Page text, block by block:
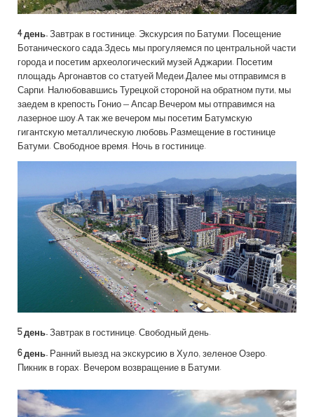
4 день. Завтрак в гостинице. Экскурсия по Батуми. Посещение
Ботанического сада.Здесь мы прогуляемся по центральной части
города и посетим археологический музей Аджарии. Посетим
площадь Аргонавтов со статуей Медеи.Далее мы отправимся в
Сарпи. Налюбовавшись Турецкой стороной на обратном пути, мы
заедем в крепость Гонио – Апсар.Вечером мы отправимся на
лазерное шоу.А так же вечером мы посетим Батумскую
гигантскую металлическую любовь.Размещение в гостинице
Батуми. Свободное время. Ночь в гостинице.
5 день. Завтрак в гостинице. Свободный день.
6 день. Ранний выезд на экскурсию в Хуло, зеленое Озеро.
Пикник в горах. Вечером возвращение в Батуми.